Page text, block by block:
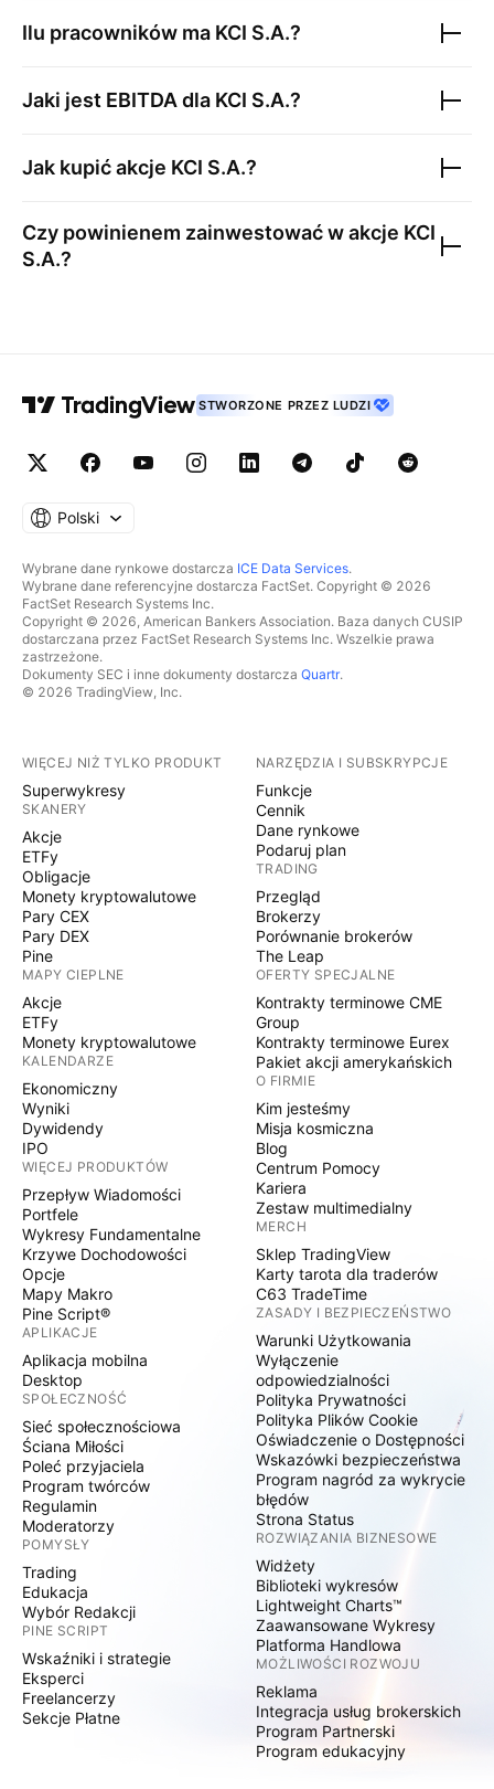
Ilu pracowników ma KCI S.A.?
Jaki jest EBITDA dla KCI S.A.?
Jak kupić akcje KCI S.A.?
Czy powinienem zainwestować w akcje KCI
S.A.?
STWORZONE PRZEZ LUDZI
Polski
Wybrane dane rynkowe dostarcza ICE Data Services.
Wybrane dane referencyjne dostarcza FactSet. Copyright © 2026
FactSet Research Systems Inc.
Copyright © 2026, American Bankers Association. Baza danych CUSIP
dostarczana przez FactSet Research Systems Inc. Wszelkie prawa
zastrzeżone.
Dokumenty SEC i inne dokumenty dostarcza Quartr.
© 2026 TradingView, Inc.
WIĘCEJ NIŻ TYLKO PRODUKT
Superwykresy
SKANERY
Akcje
ETFy
Obligacje
Monety kryptowalutowe
Pary CEX
Pary DEX
Pine
MAPY CIEPLNE
Akcje
ETFy
Monety kryptowalutowe
KALENDARZE
Ekonomiczny
Wyniki
Dywidendy
IPO
WIĘCEJ PRODUKTÓW
Przepływ Wiadomości
Portfele
Wykresy Fundamentalne
Krzywe Dochodowości
Opcje
Mapy Makro
Pine Script®
APLIKACJE
Aplikacja mobilna
Desktop
SPOŁECZNOŚĆ
Sieć społecznościowa
Ściana Miłości
Poleć przyjaciela
Program twórców
Regulamin
Moderatorzy
POMYSŁY
Trading
Edukacja
Wybór Redakcji
PINE SCRIPT
Wskaźniki i strategie
Eksperci
Freelancerzy
Sekcje Płatne
NARZĘDZIA I SUBSKRYPCJE
Funkcje
Cennik
Dane rynkowe
Podaruj plan
TRADING
Przegląd
Brokerzy
Porównanie brokerów
The Leap
OFERTY SPECJALNE
Kontrakty terminowe CME
Group
Kontrakty terminowe Eurex
Pakiet akcji amerykańskich
O FIRMIE
Kim jesteśmy
Misja kosmiczna
Blog
Centrum Pomocy
Kariera
Zestaw multimedialny
MERCH
Sklep TradingView
Karty tarota dla traderów
C63 TradeTime
ZASADY I BEZPIECZEŃSTWO
Warunki Użytkowania
Wyłączenie
odpowiedzialności
Polityka Prywatności
Polityka Plików Cookie
Oświadczenie o Dostępności
Wskazówki bezpieczeństwa
Program nagród za wykrycie
błędów
Strona Status
ROZWIĄZANIA BIZNESOWE
Widżety
Biblioteki wykresów
Lightweight Charts™
Zaawansowane Wykresy
Platforma Handlowa
MOŻLIWOŚCI ROZWOJU
Reklama
Integracja usług brokerskich
Program Partnerski
Program edukacyjny